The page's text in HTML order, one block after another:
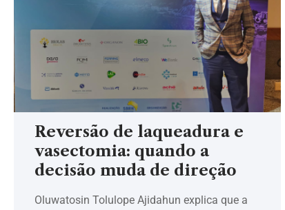
Reversão de laqueadura e
vasectomia: quando a
decisão muda de direção
Oluwatosin Tolulope Ajidahun explica que a